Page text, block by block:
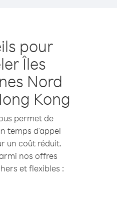
pour
Îles
Nord
Kong
permet de
temps d'appel
un coût réduit.
nos offres
et flexibles :